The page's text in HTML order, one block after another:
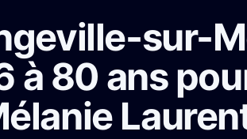
sur-
à 80 ans